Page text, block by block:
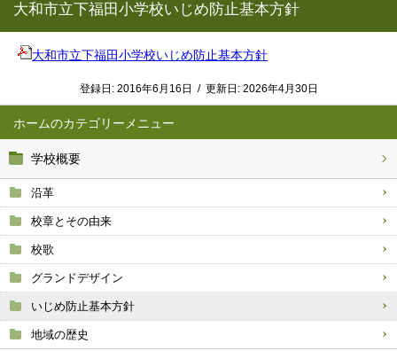
ホーム
学校概要
沿革
校章とその由来
校歌
グランドデザイン
いじめ防止基本方針
地域の歴史
大和市立下福田小学校いじめ防止基本方針
大和市立下福田小学校いじめ防止基本方針
登録日: 2016年6月16日 / 更新日: 2026年4月30日